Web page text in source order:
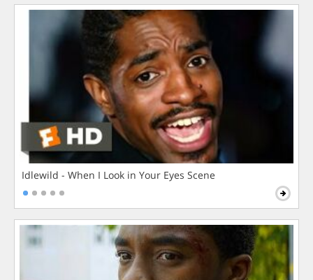
Idlewild - When I Look in Your Eyes Scene